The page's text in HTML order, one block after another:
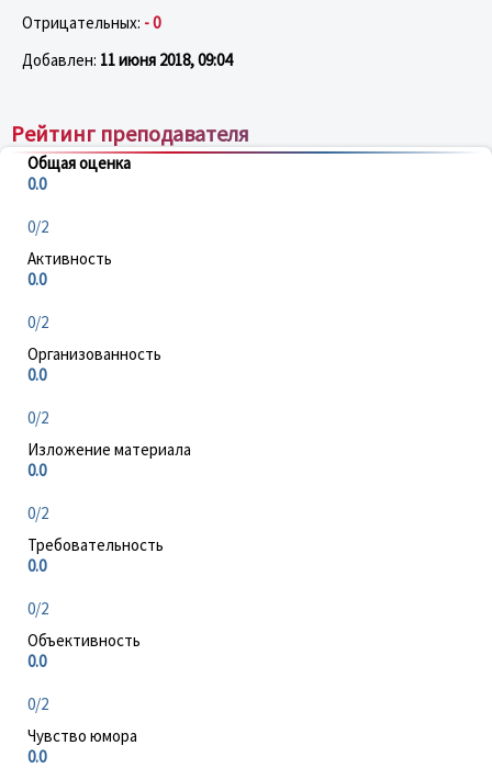
Отрицательных: - 0
Добавлен: 11 июня 2018, 09:04
Рейтинг преподавателя
Общая оценка
0.0
0/2
Активность
0.0
0/2
Организованность
0.0
0/2
Изложение материала
0.0
0/2
Требовательность
0.0
0/2
Объективность
0.0
0/2
Чувство юмора
0.0